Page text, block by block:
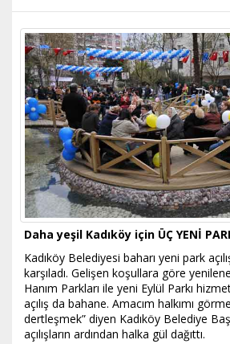
Daha yeşil Kadıköy için ÜÇ YENİ
Kadıköy Belediyesi baharı yeni park
karşıladı. Gelişen koşullara göre
Hanım Parkları ile yeni Eylül Parkı
açılış da bahane. Amacım halkımı
dertleşmek” diyen Kadıköy Belediye
açılışların ardından halka gül dağıttı.